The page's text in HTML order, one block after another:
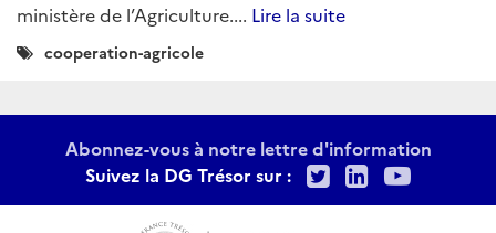
ministère de l’Agriculture.... Lire la suite
Catégories
cooperation-agricole
Abonnez-vous à notre lettre d'information
Suivez la DG Trésor sur :
TwitterLinkedIn